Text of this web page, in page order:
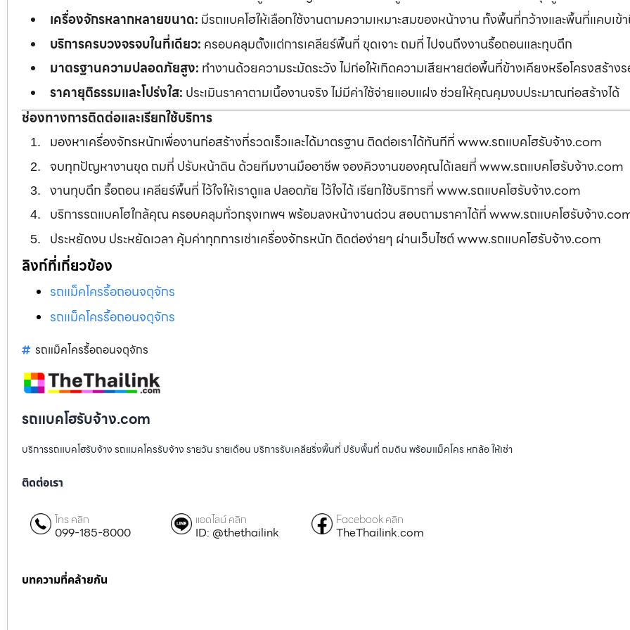
เครื่องจักรหลากหลายขนาด: มีรถแบคโฮให้เลือกใช้งานตามความเหมาะสมของหน้างาน ทั้งพื้นที่กว้างและพื้นที่แคบเข้
บริการครบวงจรจบในที่เดียว: ครอบคลุมตั้งแต่การเคลียร์พื้นที่ ขุดเจาะ ถมที่ ไปจนถึงงานรื้อถอนและทุบตึก
มาตรฐานความปลอดภัยสูง: ทำงานด้วยความระมัดระวัง ไม่ก่อให้เกิดความเสียหายต่อพื้นที่ข้างเคียงหรือโครงสร้าง
ราคายุติธรรมและโปร่งใส: ประเมินราคาตามเนื้องานจริง ไม่มีค่าใช้จ่ายแอบแฝง ช่วยให้คุณคุมงบประมาณก่อสร้างได้
ช่องทางการติดต่อและเรียกใช้บริการ
มองหาเครื่องจักรหนักเพื่องานก่อสร้างที่รวดเร็วและได้มาตรฐาน ติดต่อเราได้ทันทีที่ www.รถแบคโฮรับจ้าง.com
จบทุกปัญหางานขุด ถมที่ ปรับหน้าดิน ด้วยทีมงานมืออาชีพ จองคิวงานของคุณได้เลยที่ www.รถแบคโฮรับจ้าง.com
งานทุบตึก รื้อถอน เคลียร์พื้นที่ ไว้ใจให้เราดูแล ปลอดภัย ไว้ใจได้ เรียกใช้บริการที่ www.รถแบคโฮรับจ้าง.com
บริการรถแบคโฮใกล้คุณ ครอบคลุมทั่วกรุงเทพฯ พร้อมลงหน้างานด่วน สอบถามราคาได้ที่ www.รถแบคโฮรับจ้าง
ประหยัดงบ ประหยัดเวลา คุ้มค่าทุกการเช่าเครื่องจักรหนัก ติดต่อง่ายๆ ผ่านเว็บไซต์ www.รถแบคโฮรับจ้าง.com
ลิงก์ที่เกี่ยวข้อง
รถแม็คโครรื้อถอนจตุจักร
รถแม็คโครรื้อถอนจตุจักร
รถแม็คโครรื้อถอนจตุจักร
รถแบคโฮรับจ้าง.com
บริการรถแบคโฮรับจ้าง รถแมคโครรับจ้าง รายวัน รายเดือน บริการรับเคลียริ่งพื้นที่ ปรับพื้นที่ ถมดิน พร้อมแม็คโคร หกล้อ ให้เช่า
ติดต่อเรา
โทร คลิก
099-185-8000
แอดไลน์ คลิก
ID: @thethailink
Facebook คลิก
TheThailink.com
บทความที่คล้ายกัน